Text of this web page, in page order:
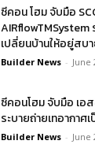
ซีคอน โฮม จับมือ
AIRflowTMSystem
เปลี่ยนบ้านให้อยู่สบ
Builder News - June
ซีคอนโฮม จับมือ เอ
ระบายถ่ายเทอากาศ
Builder News - June